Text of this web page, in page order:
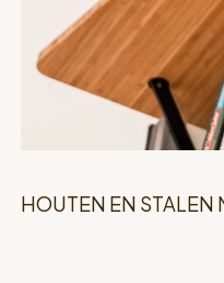
HOUTEN EN STALEN